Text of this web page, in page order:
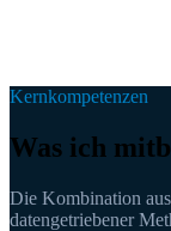
und schnell. Extern
Kernkompetenzen
Was ich
Die Kombination
datengetriebener